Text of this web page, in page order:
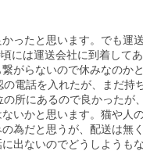
ったと思います。でも運
には運送会社に到着して
がらないので休みなのか
電話を入れたが、まだ持
所にあるので良かったが
いかと思います。猫や人
為だと思うが、配送は無
出ないのでどうしよう